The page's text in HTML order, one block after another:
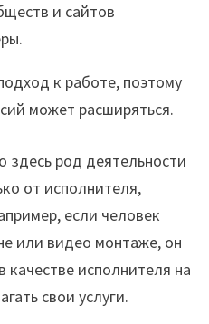
и сайтов
к работе, поэтому
может расширяться.
здесь род деятельности
от исполнителя,
если человек
или видео монтаже, он
качестве исполнителя на
свои услуги.